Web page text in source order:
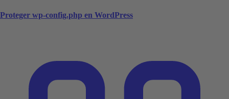
Proteger wp-config.php en WordPress